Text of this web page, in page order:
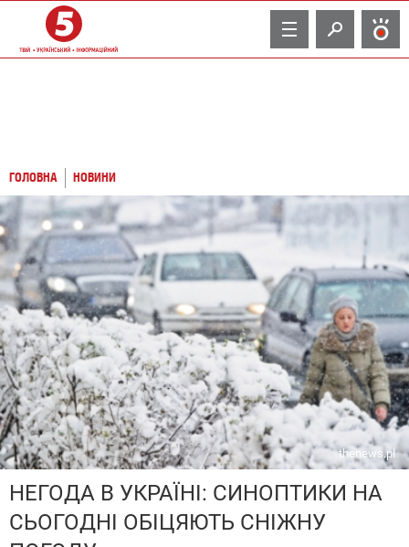
TV
ГОЛОВНА НОВИНИ
thenews.pl
НЕГОДА В УКРАЇНІ: СИНОПТИКИ НА
СЬОГОДНІ ОБІЦЯЮТЬ СНІЖНУ